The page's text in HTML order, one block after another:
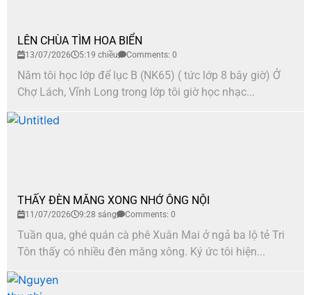
LÊN CHÙA TÌM HOA BIỂN
13/07/2026 5:19 chiều Comments: 0
Năm tôi học lớp để lục B (NK65) ( tức lớp 8 bây giờ) Ở
Chợ Lách, Vĩnh Long trong lớp tôi giờ học nhạc...
THẤY ĐÈN MĂNG XONG NHỚ ÔNG NỘI
11/07/2026 9:28 sáng Comments: 0
Tuần qua, ghé quán cà phê Xuân Mai ở ngả ba lộ tẻ Tri
Tôn thấy có nhiều đèn măng xông. Ký ức tôi hiện...